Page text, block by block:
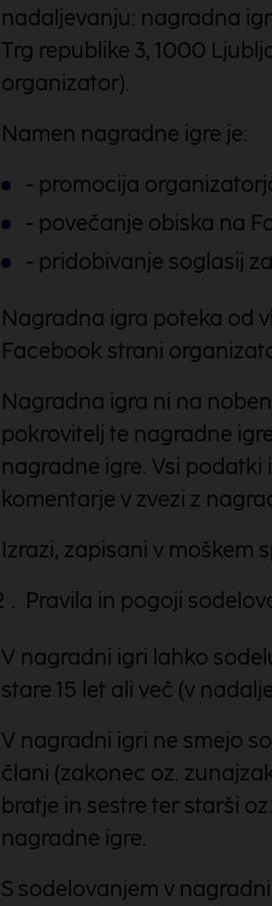
nadaljevanju: nagradna
Trg republike 3, 1000
organizator).
Namen nagradne igre je:
- promocija
- povečanje obiska na
- pridobivanje soglasij
Nagradna igra poteka od
Facebook strani
Nagradna igra ni na
pokrovitelj te nagradne
nagradne igre. Vsi
komentarje v zvezi z
Izrazi, zapisani v moškem
Pravila in pogoji
V nagradni igri lahko
stare 15 let ali več (v
V nagradni igri ne smejo
člani (zakonec oz.
bratje in sestre ter starši
nagradne igre.
S sodelovanjem v